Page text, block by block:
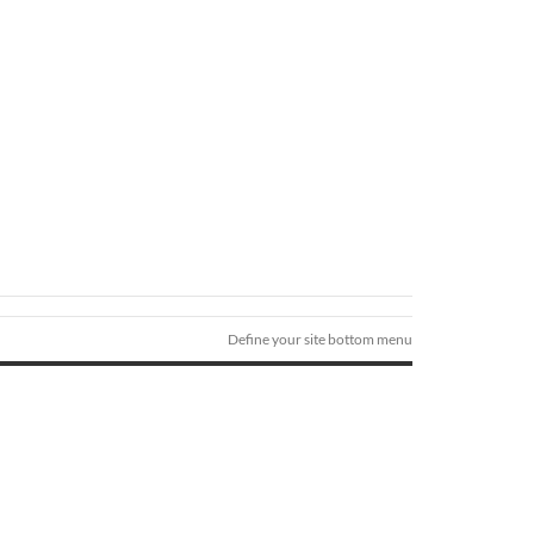
Define your site bottom menu